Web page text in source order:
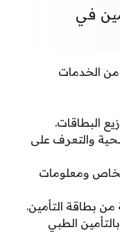
في
من الخدمات
البطاقات.
والتعرف على
ومعلومات
من بطاقة التأمين.
الطبي